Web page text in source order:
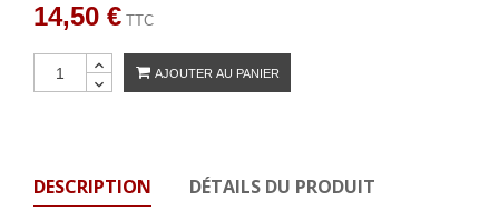
14,50 € TTC
AJOUTER AU PANIER
DESCRIPTION DÉTAILS DU PRODUIT